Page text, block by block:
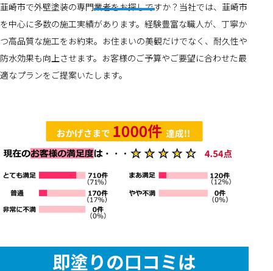
韮崎市で外壁塗装の専門業者をお探しですか？当社では、韮崎市
を中心に多数の施工実績があります。経験豊富な職人が、丁寧か
つ高品質な施工をお約束。お住まいの美観だけでなく、耐久性や
防水効果も向上させます。お客様のご予算やご要望に合わせた最
適なプランをご提案いたします。